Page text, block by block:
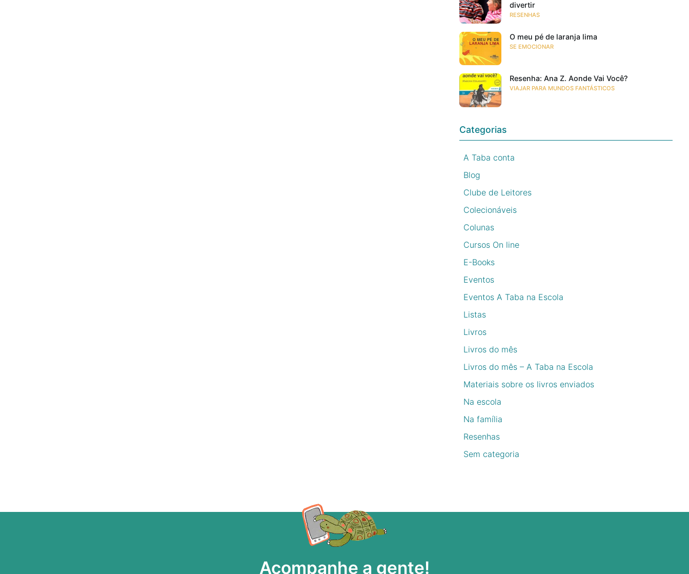
divertir
RESENHAS
O meu pé de laranja lima
SE EMOCIONAR
Resenha: Ana Z. Aonde Vai Você?
VIAJAR PARA MUNDOS FANTÁSTICOS
Categorias
A Taba conta
Blog
Clube de Leitores
Colecionáveis
Colunas
Cursos On line
E-Books
Eventos
Eventos A Taba na Escola
Listas
Livros
Livros do mês
Livros do mês – A Taba na Escola
Materiais sobre os livros enviados
Na escola
Na família
Resenhas
Sem categoria
Acompanhe a gente!